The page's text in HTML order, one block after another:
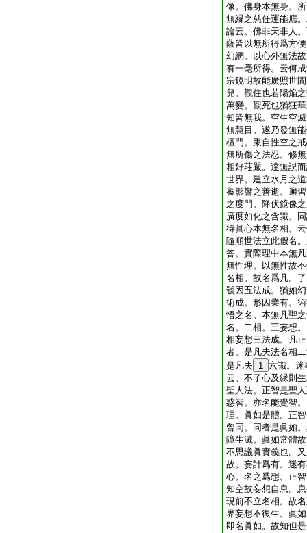
像。佛身本無身。
無縁之慈任運能應
論云。佛非天非人
薩皆以無所得爲方
幻網。以心外無法
有一毫所得。云何
宗鏡明故能廣照世
兒。觀住也若陽焔
萬變。觀死也猶狂
知皆無我。空生空
無慧目。遂乃發無
檀門。秉自性空之
無所傷之法忍。修
相好莊嚴。達無説
世界。建立水月之
養影響之善逝。遍
之度門。降伏鏡像
廣度如化之含識。
待眞心本無名相。
隨順世法立此假名
答。實際理中本無
無性理。以無性故
名相。故名爲凡。
號因五法成。猶如
術成。形因業有。
悟之名。本無凡聖
名。二相。三妄想
相妄想三法成。凡
者。是凡夫法名相
是凡夫
1 六識。迷
云。不了心及縁則
聖人法。正智是聖
惑智。亦名能覺智
理。眞如是體。正
曾同。同者是眞如
障生滅。眞如常體
不思議眞實義也。
故。妄計爲有。迷
心。名之爲想。正
知空故妄想自息。
現前不立名相。故
界妄想不復生。眞
即名眞如。故知但